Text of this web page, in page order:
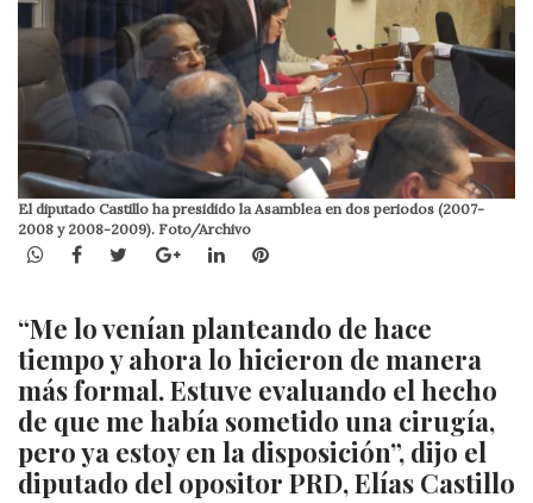
El diputado Castillo ha presidido la Asamblea en dos periodos (2007-
2008 y 2008-2009). Foto/Archivo
WhatsApp
Facebook
TwitterGoogle+LinkedInPinterest
“Me lo venían planteando de hace
tiempo y ahora lo hicieron de manera
más formal. Estuve evaluando el hecho
de que me había sometido una cirugía,
pero ya estoy en la disposición”, dijo el
diputado del opositor PRD, Elías Castillo